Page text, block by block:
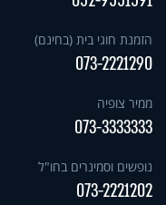
הזמנת חוגי בית (בחינם)
073-2221290
ממיר צופיה
073-3333333
נופשים וסמינרים בחו"ל
073-2221202